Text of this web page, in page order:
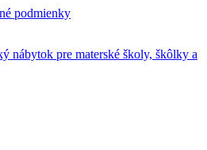
podmienky
nábytok pre materské školy, škôlky a